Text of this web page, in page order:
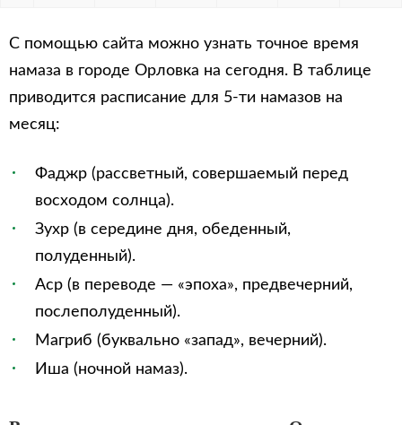
С помощью сайта можно узнать точное время
намаза в городе Орловка на сегодня. В таблице
приводится расписание для 5-ти намазов на
месяц:
Фаджр (рассветный, совершаемый перед
восходом солнца).
Зухр (в середине дня, обеденный,
полуденный).
Аср (в переводе — «эпоха», предвечерний,
послеполуденный).
Магриб (буквально «запад», вечерний).
Иша (ночной намаз).